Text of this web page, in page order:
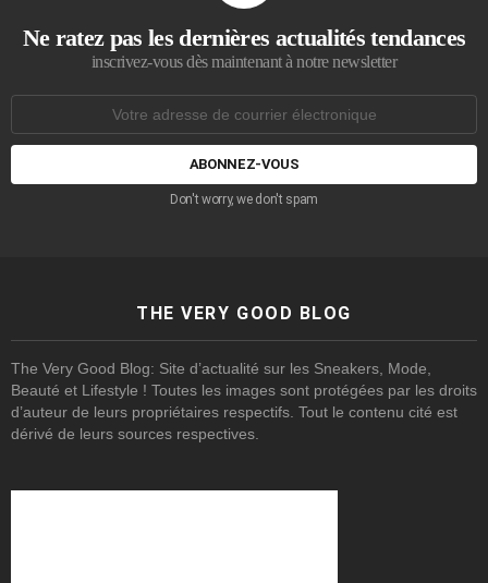
Ne ratez pas les dernières actualités tendances
inscrivez-vous dès maintenant à notre newsletter
courrier
Don't worry, we don't spam
THE VERY GOOD BLOG
The Very Good Blog: Site d’actualité sur les Sneakers, Mode,
Beauté et Lifestyle ! Toutes les images sont protégées par les droits
d’auteur de leurs propriétaires respectifs. Tout le contenu cité est
dérivé de leurs sources respectives.